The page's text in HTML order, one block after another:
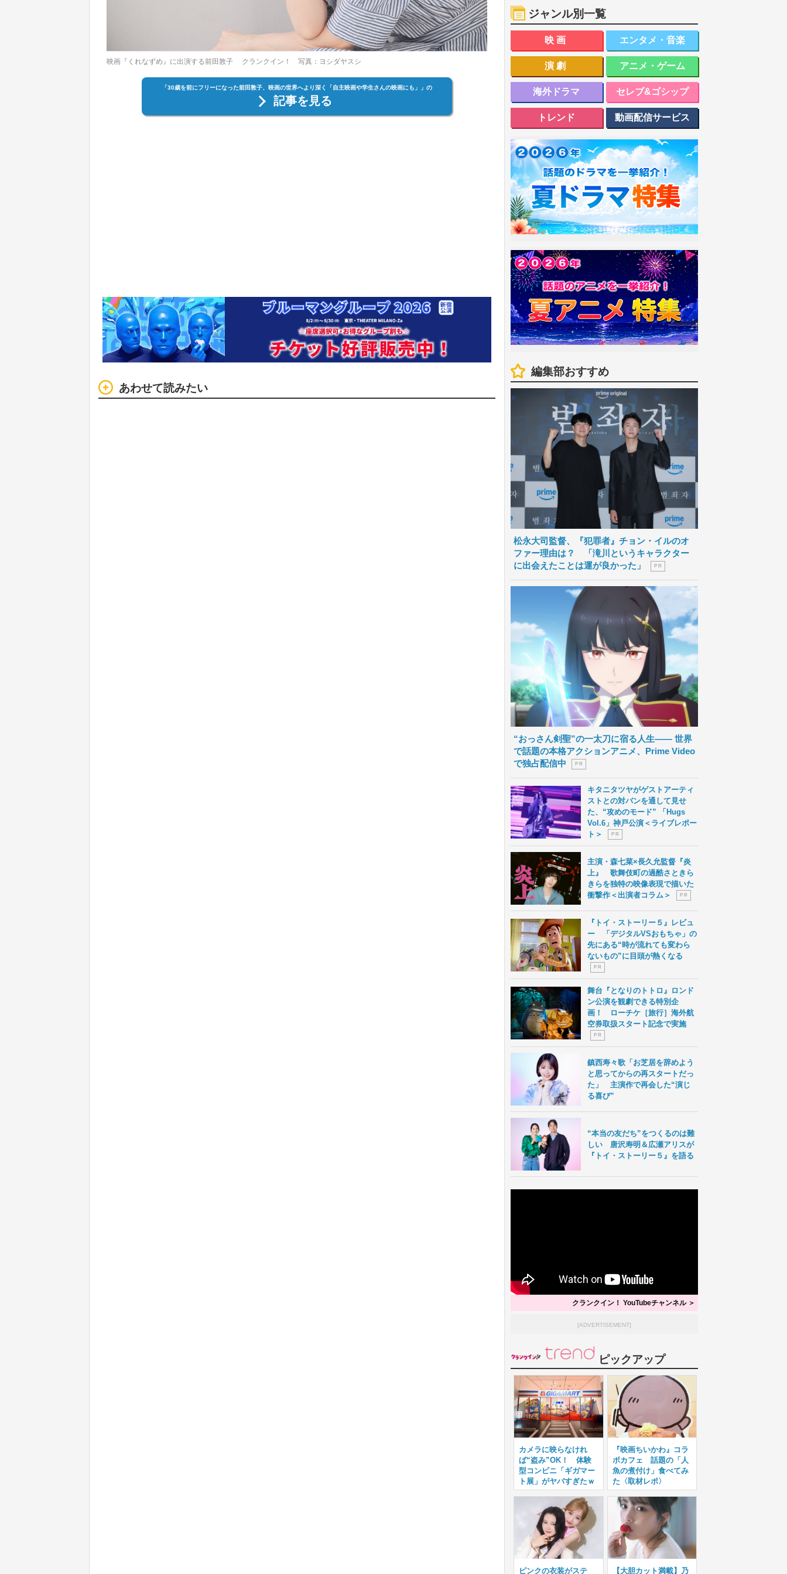
映画『くれなずめ』に出演する前田敦子 クランクイン！ 写真：ヨシダヤスシ
「30歳を前にフリーになった前田敦子、映画の世界へより深く「自主映画や学生さんの映画にも」」の
記事を見る
あわせて読みたい
ジャンル別一覧
映画 エンタメ・音楽
演劇 アニメ・ゲーム
海外ドラマ セレブ&ゴシップ
トレンド 動画配信サービス
編集部おすすめ
松永大司監督、『犯罪者』チョン・イルのオ
ファー理由は？ 「滝川というキャラクター
に出会えたことは運が良かった」
P R
“おっさん剣聖”の一太刀に宿る人生―― 世界
で話題の本格アクションアニメ、Prime Video
で独占配信中
P R
キタニタツヤがゲストアーティ
ストとの対バンを通して見せ
た、“攻めのモード” 「Hugs
Vol.6」神戸公演＜ライブレポー
ト＞
P R
主演・森七菜×長久允監督『炎
上』 歌舞伎町の過酷さときら
きらを独特の映像表現で描いた
衝撃作＜出演者コラム＞
P R
『トイ・ストーリー５』レビュ
ー 「デジタルVSおもちゃ」の
先にある“時が流れても変わら
ないもの”に目頭が熱くなる
P R
舞台『となりのトトロ』ロンド
ン公演を観劇できる特別企
画！ ローチケ［旅行］海外航
空券取扱スタート記念で実施
P R
鎮西寿々歌「お芝居を辞めよう
と思ってからの再スタートだっ
た」 主演作で再会した“演じ
る喜び”
“本当の友だち”をつくるのは難
しい 唐沢寿明＆広瀬アリスが
『トイ・ストーリー５』を語る
クランクイン！ YouTubeチャンネル ＞
[ADVERTISEMENT]
ピックアップ
カメラに映らなけれ
ば“盗み”OK！ 体験
型コンビニ「ギガマー
ト展」がヤバすぎたｗ
『映画ちいかわ』コラ
ボカフェ 話題の「人
魚の煮付け」食べてみ
た〈取材レポ〉
ピンクの衣装がステ 【大胆カット満載】乃